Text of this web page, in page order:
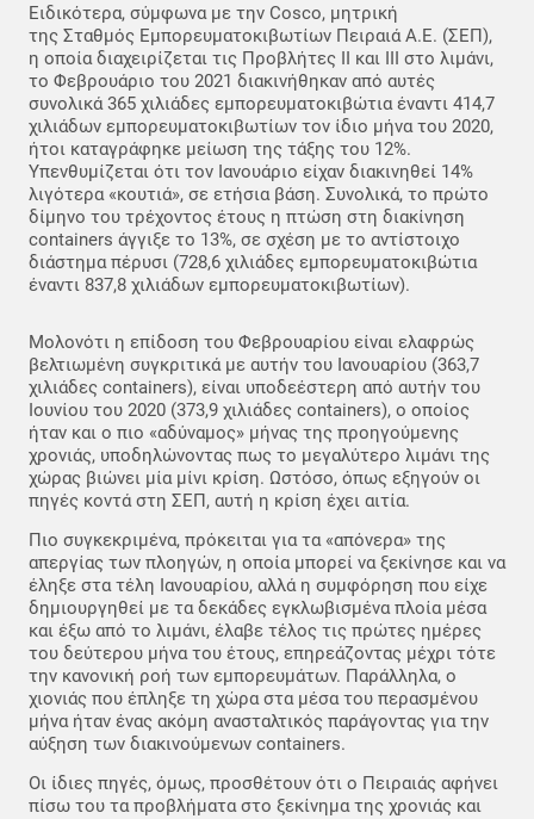
Ειδικότερα, σύμφωνα με την Cosco, μητρική
της Σταθμός Εμπορευματοκιβωτίων Πειραιά Α.Ε. (ΣΕΠ),
η οποία διαχειρίζεται τις Προβλήτες ΙΙ και ΙΙΙ στο λιμάνι,
το Φεβρουάριο του 2021 διακινήθηκαν από αυτές
συνολικά 365 χιλιάδες εμπορευματοκιβώτια έναντι 414,7
χιλιάδων εμπορευματοκιβωτίων τον ίδιο μήνα του 2020,
ήτοι καταγράφηκε μείωση της τάξης του 12%.
Υπενθυμίζεται ότι τον Ιανουάριο είχαν διακινηθεί 14%
λιγότερα «κουτιά», σε ετήσια βάση. Συνολικά, το πρώτο
δίμηνο του τρέχοντος έτους η πτώση στη διακίνηση
containers άγγιξε το 13%, σε σχέση με το αντίστοιχο
διάστημα πέρυσι (728,6 χιλιάδες εμπορευματοκιβώτια
έναντι 837,8 χιλιάδων εμπορευματοκιβωτίων).
Μολονότι η επίδοση του Φεβρουαρίου είναι ελαφρώς
βελτιωμένη συγκριτικά με αυτήν του Ιανουαρίου (363,7
χιλιάδες containers), είναι υποδεέστερη από αυτήν του
Ιουνίου του 2020 (373,9 χιλιάδες containers), ο οποίος
ήταν και ο πιο «αδύναμος» μήνας της προηγούμενης
χρονιάς, υποδηλώνοντας πως το μεγαλύτερο λιμάνι της
χώρας βιώνει μία μίνι κρίση. Ωστόσο, όπως εξηγούν οι
πηγές κοντά στη ΣΕΠ, αυτή η κρίση έχει αιτία.
Πιο συγκεκριμένα, πρόκειται για τα «απόνερα» της
απεργίας των πλοηγών, η οποία μπορεί να ξεκίνησε και να
έληξε στα τέλη Ιανουαρίου, αλλά η συμφόρηση που είχε
δημιουργηθεί με τα δεκάδες εγκλωβισμένα πλοία μέσα
και έξω από το λιμάνι, έλαβε τέλος τις πρώτες ημέρες
του δεύτερου μήνα του έτους, επηρεάζοντας μέχρι τότε
την κανονική ροή των εμπορευμάτων. Παράλληλα, ο
χιονιάς που έπληξε τη χώρα στα μέσα του περασμένου
μήνα ήταν ένας ακόμη ανασταλτικός παράγοντας για την
αύξηση των διακινούμενων containers.
Οι ίδιες πηγές, όμως, προσθέτουν ότι ο Πειραιάς αφήνει
πίσω του τα προβλήματα στο ξεκίνημα της χρονιάς και